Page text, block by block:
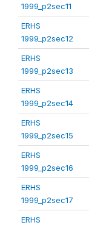
1999_p2sec11
ERHS
1999_p2sec12
ERHS
1999_p2sec13
ERHS
1999_p2sec14
ERHS
1999_p2sec15
ERHS
1999_p2sec16
ERHS
1999_p2sec17
ERHS